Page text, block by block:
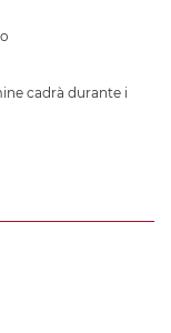
cadrà durante i